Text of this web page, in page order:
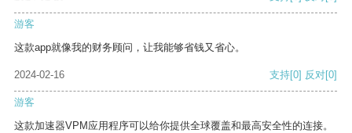
游客
这款app就像我的财务顾问，让我能够省钱又省心。
2024-02-16 支持[0] 反对[0]
游客
这款加速器VPM应用程序可以给你提供全球覆盖和最高安全性的连接。